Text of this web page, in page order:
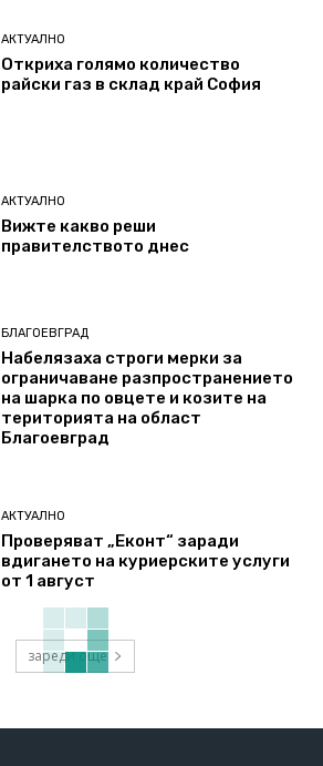
АКТУАЛНО
Откриха голямо количество
райски газ в склад край София
АКТУАЛНО
Вижте какво реши
правителството днес
БЛАГОЕВГРАД
Набелязаха строги мерки за
ограничаване разпространението
на шарка по овцете и козите на
територията на област
Благоевград
АКТУАЛНО
Проверяват „Еконт“ заради
вдигането на куриерските услуги
от 1 август
зареди още